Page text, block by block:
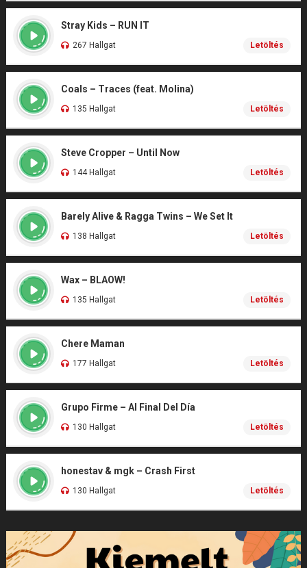
Stray Kids – RUN IT
267 Hallgat Letöltés
Coals – Traces (feat. Molina)
135 Hallgat Letöltés
Steve Cropper – Until Now
144 Hallgat Letöltés
Barely Alive & Ragga Twins – We Set It
138 Hallgat Letöltés
Wax – BLAOW!
135 Hallgat Letöltés
Chere Maman
177 Hallgat Letöltés
Grupo Firme – Al Final Del Día
130 Hallgat Letöltés
honestav & mgk – Crash First
130 Hallgat Letöltés